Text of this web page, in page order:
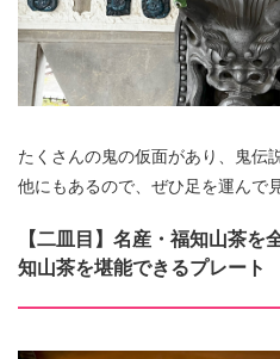
たくさんの鬼の仮面があり、鬼伝
他にもあるので、ぜひ足を運んで
【二皿目】名産・福知山茶を
知山茶を堪能できるプレート